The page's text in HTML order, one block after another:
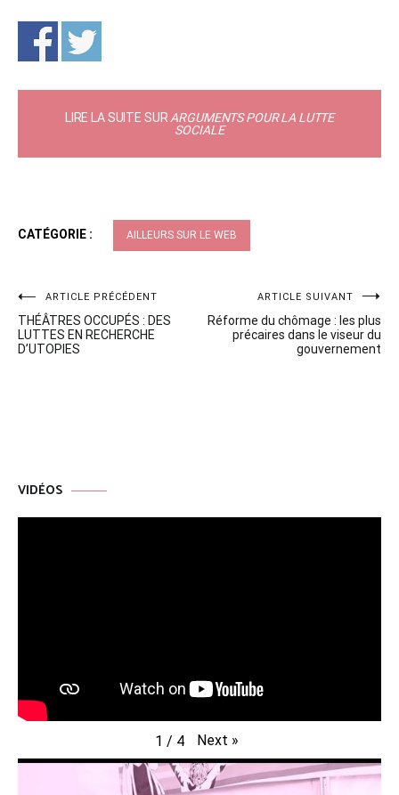
LIRE LA SUITE SURARGUMENTS POUR LA LUTTE
SOCIALE
CATÉGORIE : AILLEURS SUR LE WEB
Navigation
de
ARTICLE PRÉCÉDENT
THÉÂTRES OCCUPÉS : DES
LUTTES EN RECHERCHE
D’UTOPIES
ARTICLE SUIVANT
Réforme du chômage : les plus
précaires dans le viseur du
gouvernement
VIDÉOS
1 / 4 Next »